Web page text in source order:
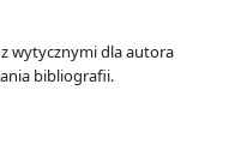
wytycznymi dla autora
bibliografii.